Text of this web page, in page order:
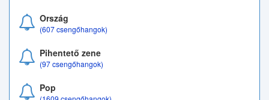
Ország
(607 csengőhangok)
Pihentető zene
(97 csengőhangok)
Pop